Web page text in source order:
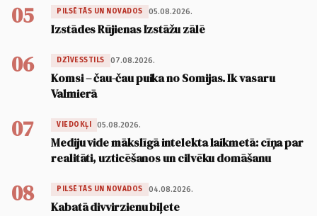
05 PILSĒTĀS UN NOVADOS 05.08.2026.
Izstādes Rūjienas Izstāžu zālē
06 DZĪVESSTILS 07.08.2026.
Komsi – čau-čau puika no Somijas. Ik vasaru
Valmierā
07 VIEDOKĻI 05.08.2026.
Mediju vide mākslīgā intelekta laikmetā: cīņa par
realitāti, uzticēšanos un cilvēku domāšanu
08 PILSĒTĀS UN NOVADOS 04.08.2026.
Kabatā divvirzienu biļete